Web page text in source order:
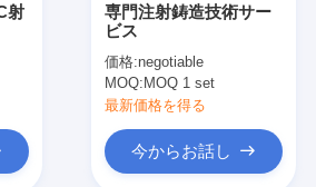
射
専門注射鋳造技術サー
ビス
価格:negotiable
MOQ: MOQ 1 set
最新価格を得る
今からお話し